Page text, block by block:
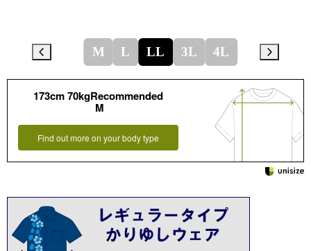
M L LL 3L 4L
173cm 70kgRecommended
M
Find out more on your body type